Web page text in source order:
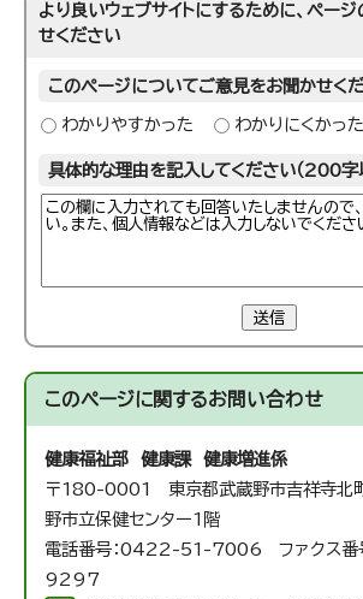
より良いウェブサイトにするために、ペー
せください
このページについてご意見をお聞かせく
わかりやすかった わかりにくかった
具体的な理由を記入してください（200字
送信
このページに関するお問い合わせ
健康福祉部 健康課 健康増進係
〒180-0001 東京都武蔵野市吉祥寺
野市立保健センター1階
電話番号：0422-51-7006 ファクス
9297